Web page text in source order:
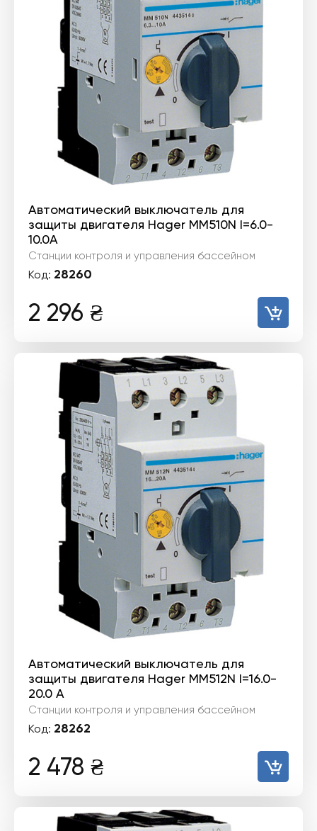
Автоматический выключатель для
защиты двигателя Hager MM510N I=6.0-
10.0А
Станции контроля и управления бассейном
Код: 28260
2 296 ₴
Автоматический выключатель для
защиты двигателя Hager MM512N I=16.0-
20.0 А
Станции контроля и управления бассейном
Код: 28262
2 478 ₴